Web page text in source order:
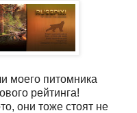
моего питомника
рейтинга!
они тоже стоят не